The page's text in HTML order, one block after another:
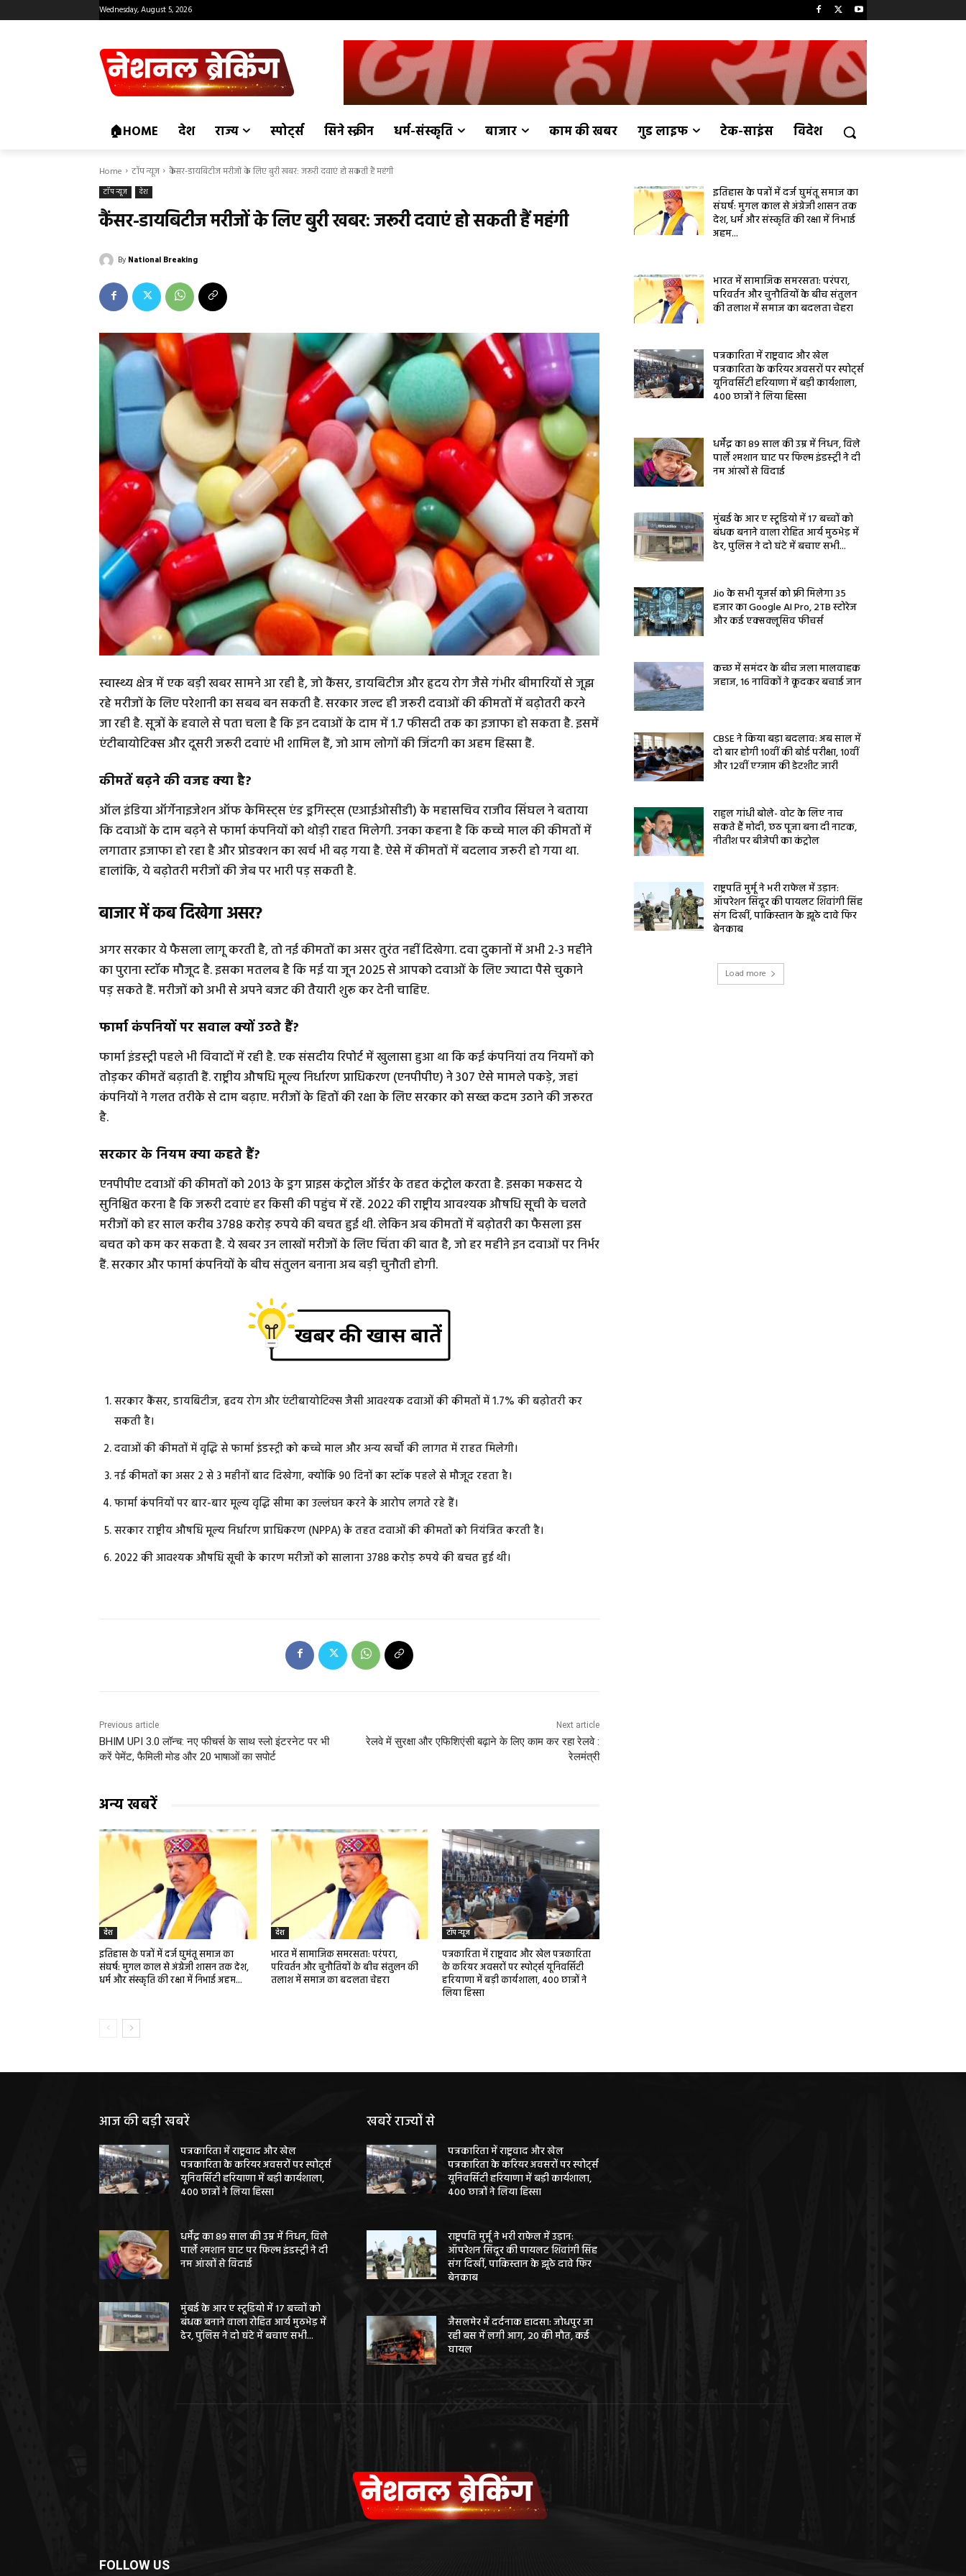
Wednesday, August 5, 2026
🏠HOME देश राज्य स्पोर्ट्स सिने स्क्रीन धर्म-संस्कृति बाजार काम की खबर गुड लाइफ टेक-साइंस विदेश
Home टॉप न्यूज कैंसर-डायबिटीज मरीजों के लिए बुरी खबर: जरूरी दवाएं हो सकती हैं महंगी
टॉप न्यूज देश
कैंसर-डायबिटीज मरीजों के लिए बुरी खबर: जरूरी दवाएं हो सकती हैं महंगी
By National Breaking
स्वास्थ्य क्षेत्र में एक बड़ी खबर सामने आ रही है, जो कैंसर, डायबिटीज और हृदय रोग जैसे गंभीर बीमारियों से जूझ
रहे मरीजों के लिए परेशानी का सबब बन सकती है. सरकार जल्द ही जरूरी दवाओं की कीमतों में बढ़ोतरी करने
जा रही है. सूत्रों के हवाले से पता चला है कि इन दवाओं के दाम में 1.7 फीसदी तक का इजाफा हो सकता है. इसमें
एंटीबायोटिक्स और दूसरी जरूरी दवाएं भी शामिल हैं, जो आम लोगों की जिंदगी का अहम हिस्सा हैं.
कीमतें बढ़ने की वजह क्या है?
ऑल इंडिया ऑर्गेनाइजेशन ऑफ केमिस्ट्स एंड ड्रगिस्ट्स (एआईओसीडी) के महासचिव राजीव सिंघल ने बताया
कि दवाओं के दाम बढ़ने से फार्मा कंपनियों को थोड़ी राहत मिलेगी. उनका कहना है कि कच्चे माल की कीमतों में
लगातार इजाफा हो रहा है और प्रोडक्शन का खर्च भी बढ़ गया है. ऐसे में कीमतों में बदलाव जरूरी हो गया था.
हालांकि, ये बढ़ोतरी मरीजों की जेब पर भारी पड़ सकती है.
बाजार में कब दिखेगा असर?
अगर सरकार ये फैसला लागू करती है, तो नई कीमतों का असर तुरंत नहीं दिखेगा. दवा दुकानों में अभी 2-3 महीने
का पुराना स्टॉक मौजूद है. इसका मतलब है कि मई या जून 2025 से आपको दवाओं के लिए ज्यादा पैसे चुकाने
पड़ सकते हैं. मरीजों को अभी से अपने बजट की तैयारी शुरू कर देनी चाहिए.
फार्मा कंपनियों पर सवाल क्यों उठते हैं?
फार्मा इंडस्ट्री पहले भी विवादों में रही है. एक संसदीय रिपोर्ट में खुलासा हुआ था कि कई कंपनियां तय नियमों को
तोड़कर कीमतें बढ़ाती हैं. राष्ट्रीय औषधि मूल्य निर्धारण प्राधिकरण (एनपीपीए) ने 307 ऐसे मामले पकड़े, जहां
कंपनियों ने गलत तरीके से दाम बढ़ाए. मरीजों के हितों की रक्षा के लिए सरकार को सख्त कदम उठाने की जरूरत
है.
सरकार के नियम क्या कहते हैं?
एनपीपीए दवाओं की कीमतों को 2013 के ड्रग प्राइस कंट्रोल ऑर्डर के तहत कंट्रोल करता है. इसका मकसद ये
सुनिश्चित करना है कि जरूरी दवाएं हर किसी की पहुंच में रहें. 2022 की राष्ट्रीय आवश्यक औषधि सूची के चलते
मरीजों को हर साल करीब 3788 करोड़ रुपये की बचत हुई थी. लेकिन अब कीमतों में बढ़ोतरी का फैसला इस
बचत को कम कर सकता है. ये खबर उन लाखों मरीजों के लिए चिंता की बात है, जो हर महीने इन दवाओं पर निर्भर
हैं. सरकार और फार्मा कंपनियों के बीच संतुलन बनाना अब बड़ी चुनौती होगी.
सरकार कैंसर, डायबिटीज, हृदय रोग और एंटीबायोटिक्स जैसी आवश्यक दवाओं की कीमतों में 1.7% की बढ़ोतरी कर
सकती है।
दवाओं की कीमतों में वृद्धि से फार्मा इंडस्ट्री को कच्चे माल और अन्य खर्चों की लागत में राहत मिलेगी।
नई कीमतों का असर 2 से 3 महीनों बाद दिखेगा, क्योंकि 90 दिनों का स्टॉक पहले से मौजूद रहता है।
फार्मा कंपनियों पर बार-बार मूल्य वृद्धि सीमा का उल्लंघन करने के आरोप लगते रहे हैं।
सरकार राष्ट्रीय औषधि मूल्य निर्धारण प्राधिकरण (NPPA) के तहत दवाओं की कीमतों को नियंत्रित करती है।
2022 की आवश्यक औषधि सूची के कारण मरीजों को सालाना 3788 करोड़ रुपये की बचत हुई थी।
Previous article
BHIM UPI 3.0 लॉन्च: नए फीचर्स के साथ स्लो इंटरनेट पर भी
करें पेमेंट, फैमिली मोड और 20 भाषाओं का सपोर्ट
Next article
रेलवे में सुरक्षा और एफिशिएंसी बढ़ाने के लिए काम कर रहा रेलवे :
रेलमंत्री
अन्य खबरें
देश
इतिहास के पन्नों में दर्ज घुमंतू समाज का
संघर्ष: मुगल काल से अंग्रेजी शासन तक देश,
धर्म और संस्कृति की रक्षा में निभाई अहम...
देश
भारत में सामाजिक समरसता: परंपरा,
परिवर्तन और चुनौतियों के बीच संतुलन की
तलाश में समाज का बदलता चेहरा
टॉप न्यूज
पत्रकारिता में राष्ट्रवाद और खेल पत्रकारिता
के करियर अवसरों पर स्पोर्ट्स यूनिवर्सिटी
हरियाणा में बड़ी कार्यशाला, 400 छात्रों ने
लिया हिस्सा
इतिहास के पन्नों में दर्ज घुमंतू समाज का
संघर्ष: मुगल काल से अंग्रेजी शासन तक
देश, धर्म और संस्कृति की रक्षा में निभाई
अहम...
भारत में सामाजिक समरसता: परंपरा,
परिवर्तन और चुनौतियों के बीच संतुलन
की तलाश में समाज का बदलता चेहरा
पत्रकारिता में राष्ट्रवाद और खेल
पत्रकारिता के करियर अवसरों पर स्पोर्ट्स
यूनिवर्सिटी हरियाणा में बड़ी कार्यशाला,
400 छात्रों ने लिया हिस्सा
धर्मेंद्र का 89 साल की उम्र में निधन, विले
पार्ले श्मशान घाट पर फिल्म इंडस्ट्री ने दी
नम आंखों से विदाई
मुंबई के आर ए स्टूडियो में 17 बच्चों को
बंधक बनाने वाला रोहित आर्य मुठभेड़ में
ढेर, पुलिस ने दो घंटे में बचाए सभी...
Jio के सभी यूजर्स को फ्री मिलेगा 35
हजार का Google AI Pro, 2TB स्टोरेज
और कई एक्सक्लूसिव फीचर्स
कच्छ में समंदर के बीच जला मालवाहक
जहाज, 16 नाविकों ने कूदकर बचाई जान
CBSE ने किया बड़ा बदलाव: अब साल में
दो बार होगी 10वीं की बोर्ड परीक्षा, 10वीं
और 12वीं एग्जाम की डेटशीट जारी
राहुल गांधी बोले- वोट के लिए नाच
सकते हैं मोदी, छठ पूजा बना दी नाटक,
नीतीश पर बीजेपी का कंट्रोल
राष्ट्रपति मुर्मू ने भरी राफेल में उड़ान:
ऑपरेशन सिंदूर की पायलट शिवांगी सिंह
संग दिखीं, पाकिस्तान के झूठे दावे फिर
बेनकाब
Load more
आज की बड़ी खबरें
पत्रकारिता में राष्ट्रवाद और खेल
पत्रकारिता के करियर अवसरों पर स्पोर्ट्स
यूनिवर्सिटी हरियाणा में बड़ी कार्यशाला,
400 छात्रों ने लिया हिस्सा
धर्मेंद्र का 89 साल की उम्र में निधन, विले
पार्ले श्मशान घाट पर फिल्म इंडस्ट्री ने दी
नम आंखों से विदाई
मुंबई के आर ए स्टूडियो में 17 बच्चों को
बंधक बनाने वाला रोहित आर्य मुठभेड़ में
ढेर, पुलिस ने दो घंटे में बचाए सभी...
खबरें राज्यों से
पत्रकारिता में राष्ट्रवाद और खेल
पत्रकारिता के करियर अवसरों पर स्पोर्ट्स
यूनिवर्सिटी हरियाणा में बड़ी कार्यशाला,
400 छात्रों ने लिया हिस्सा
राष्ट्रपति मुर्मू ने भरी राफेल में उड़ान:
ऑपरेशन सिंदूर की पायलट शिवांगी सिंह
संग दिखीं, पाकिस्तान के झूठे दावे फिर
बेनकाब
जैसलमेर में दर्दनाक हादसा: जोधपुर जा
रही बस में लगी आग, 20 की मौत, कई
घायल
FOLLOW US